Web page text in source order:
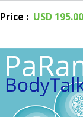
Price : USD 195.00